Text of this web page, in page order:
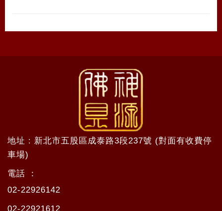
地址 : 新北市五股區成泰路3段237號 (對面有收費停
車場)
電話 ：
02-22926142
02-22921612